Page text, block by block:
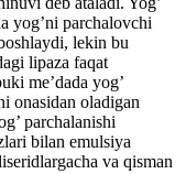
yog’ni parchalovchi
lekin bu
lipaza faqat
me’dada yog’
onasidan oladigan
parchalanishi
bilan emulsiya
va qisman